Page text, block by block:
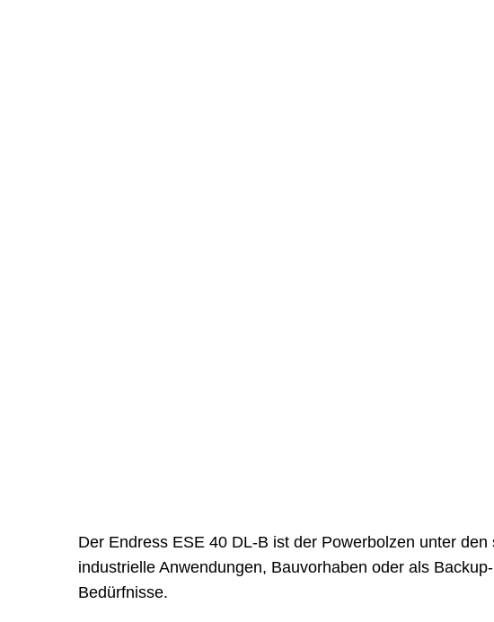
Der Endress ESE 40 DL-B ist der Powerbolzen unter
industrielle Anwendungen, Bauvorhaben oder als
Bedürfnisse.